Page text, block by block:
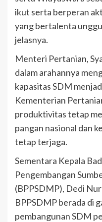
ikut serta berperan
yang bertalenta
jelasnya.
Menteri Pertanian,
dalam arahannya
kapasitas SDM
Kementerian
produktivitas tetap
pangan nasional dan
tetap terjaga.
Sementara Kepala
Pengembangan
(BPPSDMP), Dedi
BPPSDMP berada di
pembangunan SDM